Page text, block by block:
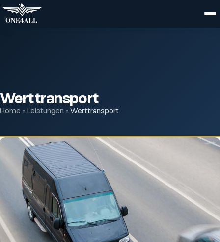
Zum
Hauptinhalt
Werttransport
Home » Leistungen » Werttransport